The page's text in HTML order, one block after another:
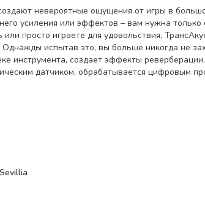
невероятные ощущения от игры в
усиления или эффектов – вам нужна
просто играете для удовольствия,
испытав это, вы больше никогда не
инструмента, создает эффекты
датчиком, обрабатывается цифровым
верхние и нижние частоты (Reverb, Delay,
Sevillia